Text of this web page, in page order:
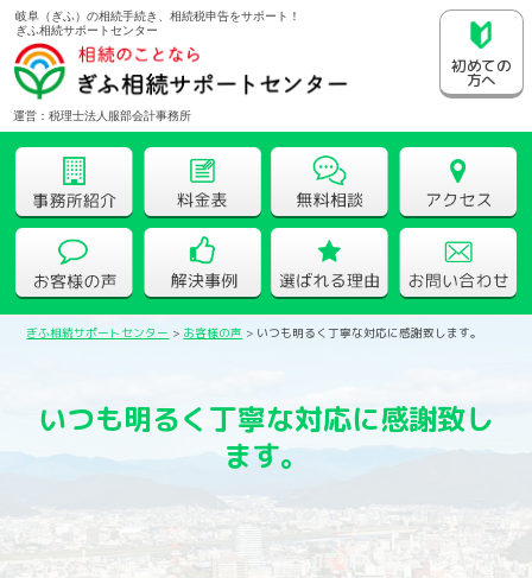
岐阜（ぎふ）の相続手続き、相続税申告をサポート！
ぎふ相続サポートセンター
運営：税理士法人服部会計事務所
初めての
方へ
ぎふ相続サポートセンター > お客様の声 > いつも明るく丁寧な対応に感謝致します。
いつも明るく丁寧な対応に感謝致し
ます。